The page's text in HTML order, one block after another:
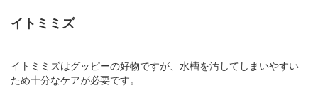
イトミミズ
イトミミズはグッピーの好物ですが、水槽を汚してしまいやすい
ため十分なケアが必要です。